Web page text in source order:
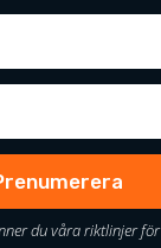
du våra riktlinjer för